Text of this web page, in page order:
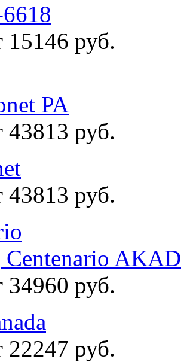
15146 руб.
PA
43813 руб.
43813 руб.
Centenario AKAD
34960 руб.
22247 руб.